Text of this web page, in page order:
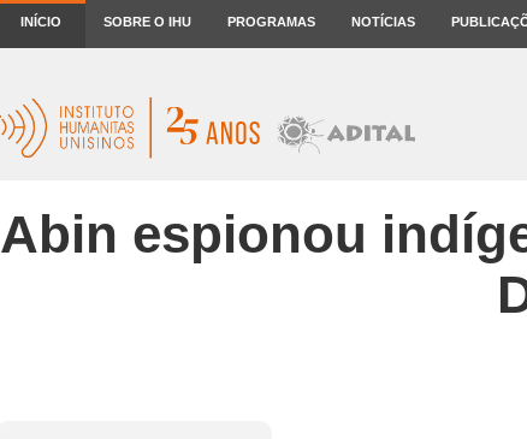
INÍCIO SOBRE O IHU PROGRAMAS NOTÍCIAS
Abin espionou